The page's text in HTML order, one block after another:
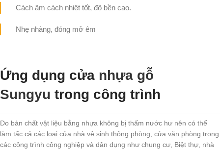
Cách âm cách nhiệt tốt, độ bền cao.
Nhẹ nhàng, đóng mở êm
Ứng dụng cửa nhựa gỗ
Sungyu trong công trình
Do bản chất vật liệu bằng nhựa không bị thấm nước hư nên có thể
làm tấc cả các loại cửa nhà vệ sinh thông phòng, cửa văn phòng trong
các công trình công nghiệp và dân dụng như chung cư, Biệt thự, nhà